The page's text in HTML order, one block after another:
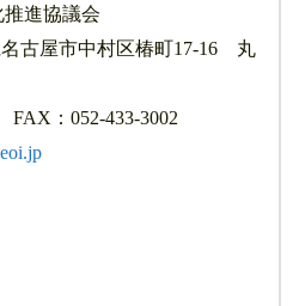
進協議会
古屋市中村区椿町17-16 丸
：052-433-3002